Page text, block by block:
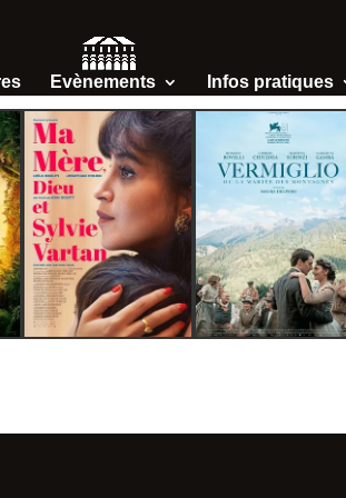
Evènements Infos pratiques